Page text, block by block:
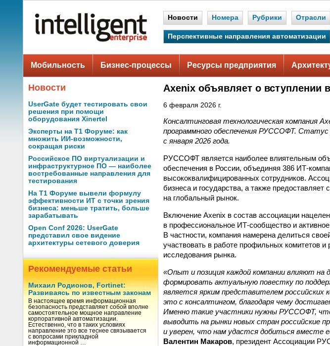
Новости Номера Рубрики Отрасли
Перспективные направления автоматизации
Мобильность Бизнес-процессы Ресурсы предприятия
Новости
UserGate будет тестировать свои
решения при помощи
оборудования Xinertel
Эксперты на Т1 Форуме: как
множить ИИ-возможности,
сокращая риски
Российское ПО виртуализации и
инфраструктурное ПО — наиболее
востребованные направления для
тестирования
На Т1 Форуме вывели формулу
эффективности ИТ с точки зрения
бизнеса: меньше тратить, больше
зарабатывать
Open Conf 2026: UserGate
представил свое видение
архитектуры сетевого доверия
Рекомендуемые статьи
Михаил Родионов, Fortinet:
Развиваясь по известным законам
В настоящее время информационная
безопасность представляет собой вполне
самостоятельное мощное направление
корпоративной автоматизации.
Естественно, что в таких условиях
направление это все теснее связывается
с вопросами прикладной
информационной …
Axenix объявляет о
6 февраля 2026 г.
Консалтинговая технологическая компания
программного обеспечения РУССОФТ. Статус
с января 2026 года.
РУССОФТ является наиболее влиятельным
обеспечения в России, объединяя 386 ИТ-
высококвалифицированных сотрудников.
бизнеса и государства, а также
на глобальный рынок.
Включение Axenix в состав ассоциации
в профессиональное ИТ-сообщество и
В частности, компания намерена делиться
участвовать в работе профильных комитетов
исследования рынка.
«Опыт и позиция каждой компании влияют
формировать актуальную повестку по
является ярким представителем
это с консалтингом, благодаря чему
Именно такие участники нужны РУССОФТ,
выводить на рынки новых стран
и уверен, что нам удастся добиться вместе
Валентин Макаров, президент Ассоциации